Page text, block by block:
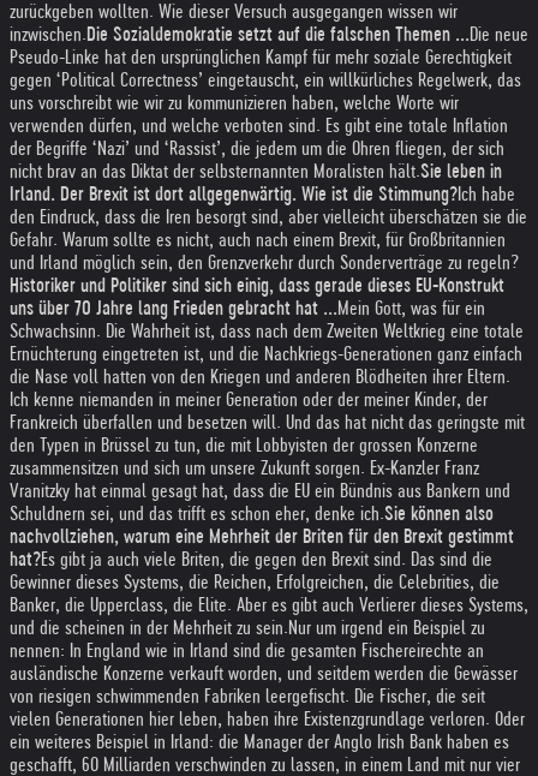
zurückgeben wollten. Wie dieser Versuch ausgegangen wissen wir
inzwischen.Die Sozialdemokratie setzt auf die falschen Themen ... Die neue
Pseudo-Linke hat den ursprünglichen Kampf für mehr soziale Gerechtigkeit
gegen ‘Political Correctness’ eingetauscht, ein willkürliches Regelwerk, das
uns vorschreibt wie wir zu kommunizieren haben, welche Worte wir
verwenden dürfen, und welche verboten sind. Es gibt eine totale Inflation
der Begriffe ‘Nazi’ und ‘Rassist’, die jedem um die Ohren fliegen, der sich
nicht brav an das Diktat der selbsternannten Moralisten hält.Sie leben in
Irland. Der Brexit ist dort allgegenwärtig. Wie ist die Stimmung?Ich habe
den Eindruck, dass die Iren besorgt sind, aber vielleicht überschätzen sie die
Gefahr. Warum sollte es nicht, auch nach einem Brexit, für Großbritannien
und Irland möglich sein, den Grenzverkehr durch Sonderverträge zu regeln?
Historiker und Politiker sind sich einig, dass gerade dieses EU-Konstrukt
uns über 70 Jahre lang Frieden gebracht hat ...Mein Gott, was für ein
Schwachsinn. Die Wahrheit ist, dass nach dem Zweiten Weltkrieg eine totale
Ernüchterung eingetreten ist, und die Nachkriegs-Generationen ganz einfach
die Nase voll hatten von den Kriegen und anderen Blödheiten ihrer Eltern.
Ich kenne niemanden in meiner Generation oder der meiner Kinder, der
Frankreich überfallen und besetzen will. Und das hat nicht das geringste mit
den Typen in Brüssel zu tun, die mit Lobbyisten der grossen Konzerne
zusammensitzen und sich um unsere Zukunft sorgen. Ex-Kanzler Franz
Vranitzky hat einmal gesagt hat, dass die EU ein Bündnis aus Bankern und
Schuldnern sei, und das trifft es schon eher, denke ich.Sie können also
nachvollziehen, warum eine Mehrheit der Briten für den Brexit gestimmt
hat?Es gibt ja auch viele Briten, die gegen den Brexit sind. Das sind die
Gewinner dieses Systems, die Reichen, Erfolgreichen, die Celebrities, die
Banker, die Upperclass, die Elite. Aber es gibt auch Verlierer dieses Systems,
und die scheinen in der Mehrheit zu sein.Nur um irgend ein Beispiel zu
nennen: In England wie in Irland sind die gesamten Fischereirechte an
ausländische Konzerne verkauft worden, und seitdem werden die Gewässer
von riesigen schwimmenden Fabriken leergefischt. Die Fischer, die seit
vielen Generationen hier leben, haben ihre Existenzgrundlage verloren. Oder
ein weiteres Beispiel in Irland: die Manager der Anglo Irish Bank haben es
geschafft, 60 Milliarden verschwinden zu lassen, in einem Land mit nur vier